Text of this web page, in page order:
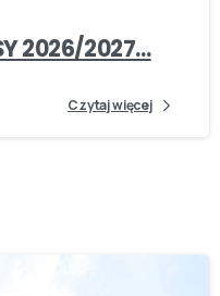
2026/2027…
Czytaj więcej